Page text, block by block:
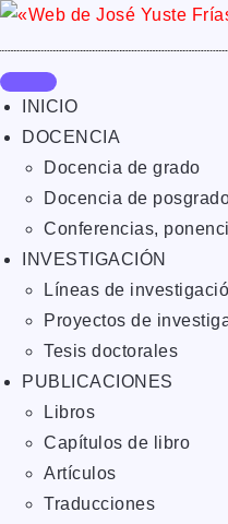
INICIO
DOCENCIA
Docencia de grado
Docencia de
Conferencias,
INVESTIGACIÓN
Líneas de
Proyectos de
Tesis doctorales
PUBLICACIONES
Libros
Capítulos de libro
Artículos
Traducciones